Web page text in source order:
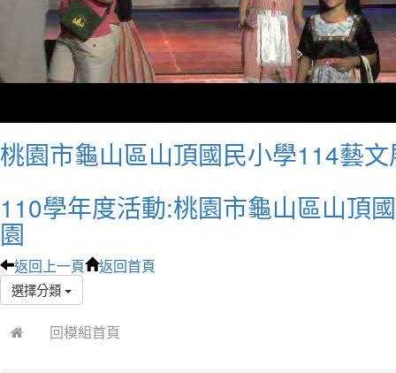
桃園市龜山區山頂國民小學114藝
110學年度活動:桃園市龜山區山頂
園
返回上一頁 返回首頁
選擇分類
回模組首頁